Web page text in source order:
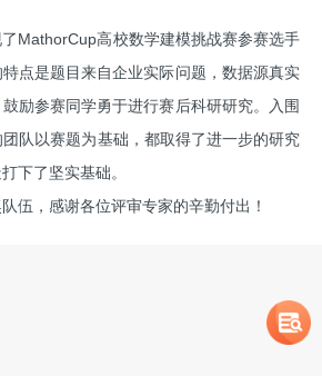
MathorCup高校数学建模挑战赛参赛选手
点是题目来自企业实际问题，数据源真实
励参赛同学勇于进行赛后科研研究。入围
队以赛题为基础，都取得了进一步的研究
下了坚实基础。
伍，感谢各位评审专家的辛勤付出！